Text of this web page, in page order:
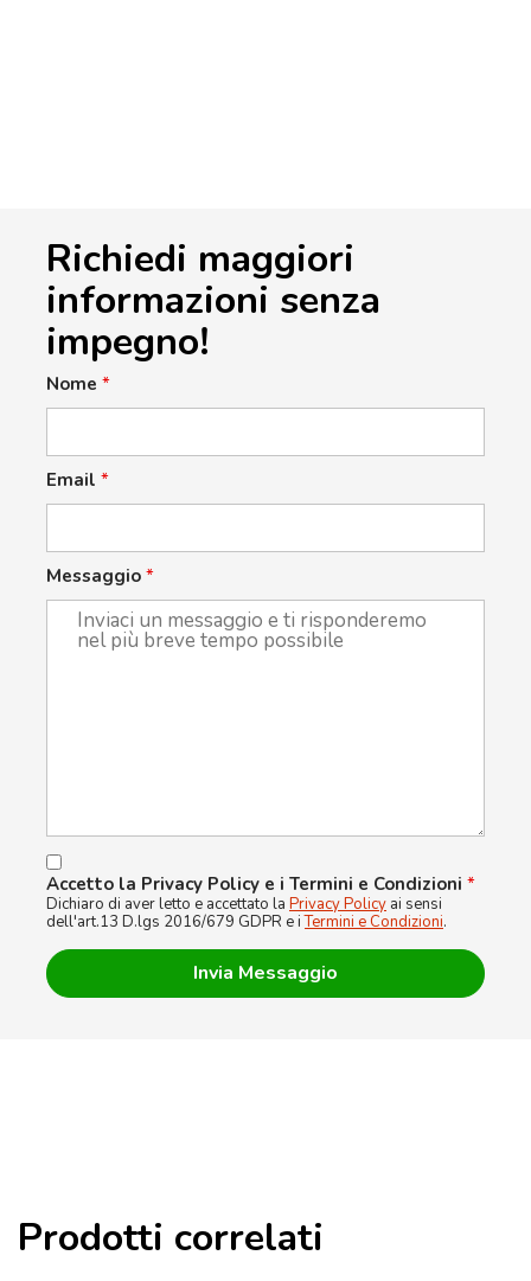
Richiedi maggiori
informazioni senza
impegno!
Nome *
Email *
Messaggio *
Accetto la Privacy Policy e i Termini e Condizioni *
Dichiaro di aver letto e accettato la Privacy Policy ai sensi
dell'art.13 D.lgs 2016/679 GDPR e iTermini e Condizioni.
Prodotti correlati